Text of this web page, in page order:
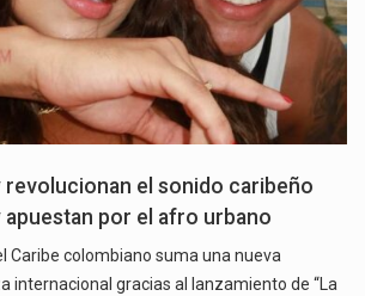
revolucionan el sonido caribeño
apuestan por el afro urbano
Caribe colombiano suma una nueva
internacional gracias al lanzamiento de “La